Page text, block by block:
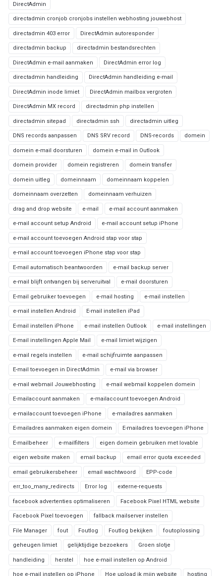
DirectAdmin
directadmin cronjob cronjobs instellen webhosting jouwebhost
directadmin 403 error DirectAdmin autoresponder
directadmin backup directadmin bestandsrechten
DirectAdmin e-mail aanmaken DirectAdmin error log
directadmin handleiding DirectAdmin handleiding e-mail
DirectAdmin inode limiet DirectAdmin mailbox vergroten
DirectAdmin MX record directadmin php instellen
directadmin sitepad directadmin ssh directadmin uitleg
DNS records aanpassen DNS SRV record DNS-records domein
domein e-mail doorsturen domein e-mail in Outlook
domein provider domein registreren domein transfer
domein uitleg domeinnaam domeinnaam koppelen
domeinnaam overzetten domeinnaam verhuizen
drag and drop website e-mail e-mail account aanmaken
e-mail account setup Android e-mail account setup iPhone
e-mail account toevoegen Android stap voor stap
e-mail account toevoegen iPhone stap voor stap
E-mail automatisch beantwoorden e-mail backup server
e-mail blijft ontvangen bij serveruitval e-mail doorsturen
E-mail gebruiker toevoegen e-mail hosting e-mail instellen
e-mail instellen Android E-mail instellen iPad
E-mail instellen iPhone e-mail instellen Outlook e-mail instellingen
E-mail instellingen Apple Mail e-mail limiet wijzigen
e-mail regels instellen e-mail schijfruimte aanpassen
E-mail toevoegen in DirectAdmin e-mail via browser
e-mail webmail Jouwebhosting e-mail webmail koppelen domein
E-mailaccount aanmaken e-mailaccount toevoegen Android
e-mailaccount toevoegen iPhone e-mailadres aanmaken
E-mailadres aanmaken eigen domein E-mailadres toevoegen iPhone
E-mailbeheer e-mailfilters eigen domein gebruiken met lovable
eigen website maken email backup email error quota exceeded
email gebruikersbeheer email wachtwoord EPP-code
err_too_many_redirects Error log externe-requests
facebook advertenties optimaliseren Facebook Pixel HTML website
Facebook Pixel toevoegen fallback mailserver instellen
File Manager fout Foutlog Foutlog bekijken foutoplossing
geheugen limiet gelijktijdige bezoekers Groen slotje
handleiding herstel hoe e-mail instellen op Android
hoe e-mail instellen op iPhone Hoe upload ik mijn website hosting